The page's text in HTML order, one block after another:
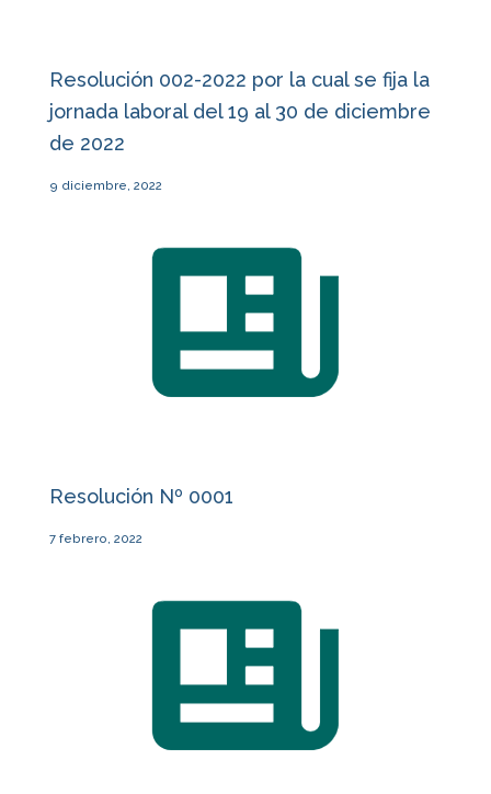
Resolución 002-2022 por la cual se fija la
jornada laboral del 19 al 30 de diciembre
de 2022
9 diciembre, 2022
Resolución Nº 0001
7 febrero, 2022